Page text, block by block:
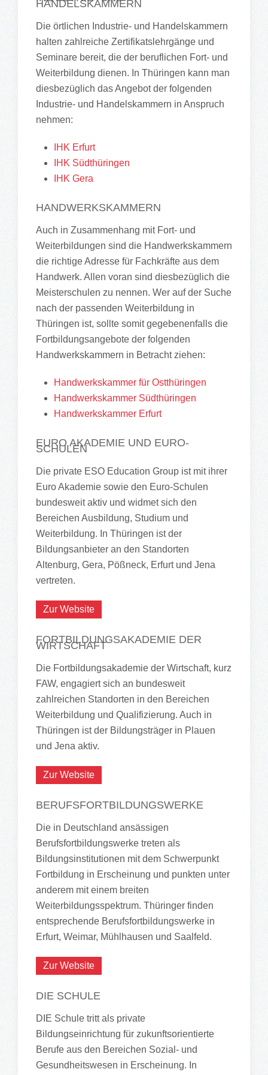
HANDELSKAMMERN
Die örtlichen Industrie- und Handelskammern
halten zahlreiche Zertifikatslehrgänge und
Seminare bereit, die der beruflichen Fort- und
Weiterbildung dienen. In Thüringen kann man
diesbezüglich das Angebot der folgenden
Industrie- und Handelskammern in Anspruch
nehmen:
IHK Erfurt
IHK Südthüringen
IHK Gera
HANDWERKSKAMMERN
Auch in Zusammenhang mit Fort- und
Weiterbildungen sind die Handwerkskammern
die richtige Adresse für Fachkräfte aus dem
Handwerk. Allen voran sind diesbezüglich die
Meisterschulen zu nennen. Wer auf der Suche
nach der passenden Weiterbildung in
Thüringen ist, sollte somit gegebenenfalls die
Fortbildungsangebote der folgenden
Handwerkskammern in Betracht ziehen:
Handwerkskammer für Ostthüringen
Handwerkskammer Südthüringen
Handwerkskammer Erfurt
EURO AKADEMIE UND EURO-
SCHULEN
Die private ESO Education Group ist mit ihrer
Euro Akademie sowie den Euro-Schulen
bundesweit aktiv und widmet sich den
Bereichen Ausbildung, Studium und
Weiterbildung. In Thüringen ist der
Bildungsanbieter an den Standorten
Altenburg, Gera, Pößneck, Erfurt und Jena
vertreten.
Zur Website
FORTBILDUNGSAKADEMIE DER
WIRTSCHAFT
Die Fortbildungsakademie der Wirtschaft, kurz
FAW, engagiert sich an bundesweit
zahlreichen Standorten in den Bereichen
Weiterbildung und Qualifizierung. Auch in
Thüringen ist der Bildungsträger in Plauen
und Jena aktiv.
Zur Website
BERUFSFORTBILDUNGSWERKE
Die in Deutschland ansässigen
Berufsfortbildungswerke treten als
Bildungsinstitutionen mit dem Schwerpunkt
Fortbildung in Erscheinung und punkten unter
anderem mit einem breiten
Weiterbildungsspektrum. Thüringer finden
entsprechende Berufsfortbildungswerke in
Erfurt, Weimar, Mühlhausen und Saalfeld.
Zur Website
DIE SCHULE
DIE Schule tritt als private
Bildungseinrichtung für zukunftsorientierte
Berufe aus den Bereichen Sozial- und
Gesundheitswesen in Erscheinung. In